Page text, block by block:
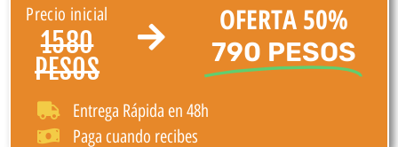
Precio inicial
1580
PESOS
OFERTA 50%
790 PESOS
Entrega Rápida en 48h
Paga cuando recibes